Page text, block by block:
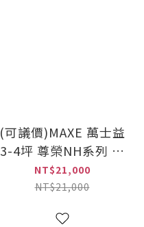
(可議價)MAXE 萬士益
3-4坪 尊榮NH系列 變
頻(冷暖)一對一冷氣
(MAS-28NH32+RA-
NT$21,000
NT$21,000